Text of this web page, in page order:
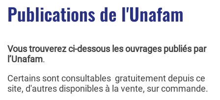
Publications de l'Unafam
Vous trouverez ci-dessous les ouvrages publiés par
l’Unafam.
Certains sont consultables gratuitement depuis ce
site, d'autres disponibles à la vente, sur commande.